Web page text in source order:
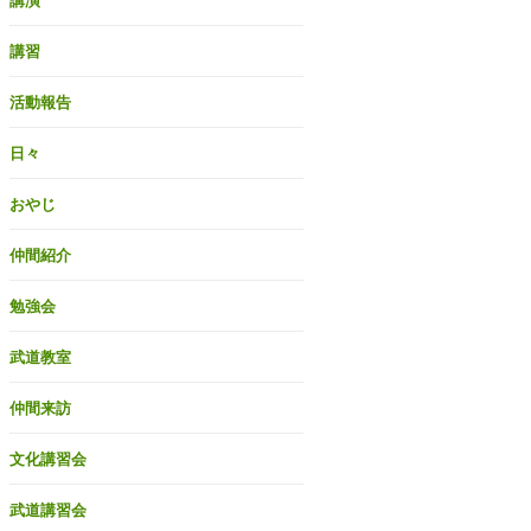
講習
活動報告
日々
おやじ
仲間紹介
勉強会
武道教室
仲間来訪
文化講習会
武道講習会